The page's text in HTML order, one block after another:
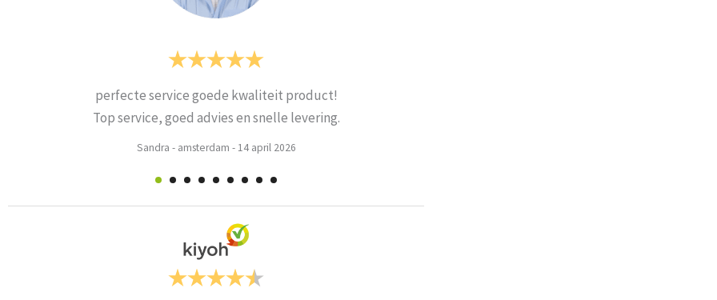
Alles super geleverd en mooie stoelen
Prima
Weets mieke -Turnhout-3 maart 2026